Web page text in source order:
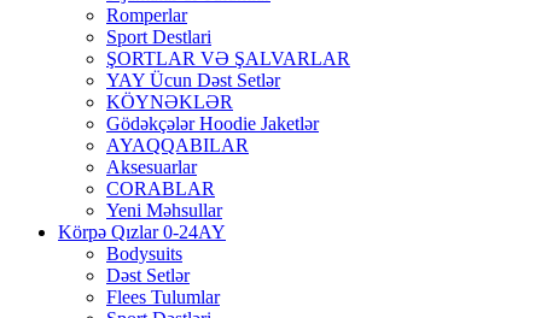
Romperlar
Sport Destlari
ŞORTLAR VƏ ŞALVARLAR
YAY Ücun Dəst Setlər
KÖYNƏKLƏR
Gödəkçələr Hoodie Jaketlər
AYAQQABILAR
Aksesuarlar
CORABLAR
Yeni Məhsullar
Körpə Qızlar 0-24AY
Bodysuits
Dəst Setlər
Flees Tulumlar